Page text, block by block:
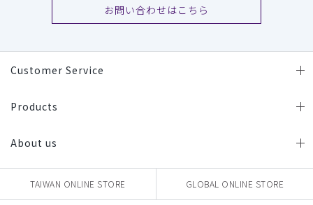
お問い合わせはこちら
Customer Service
Products
About us
TAIWAN ONLINE STORE GLOBAL ONLINE STORE